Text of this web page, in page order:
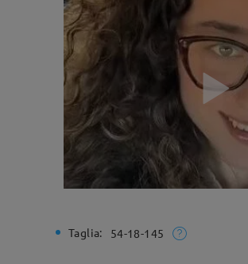
Taglia: 54-18-145